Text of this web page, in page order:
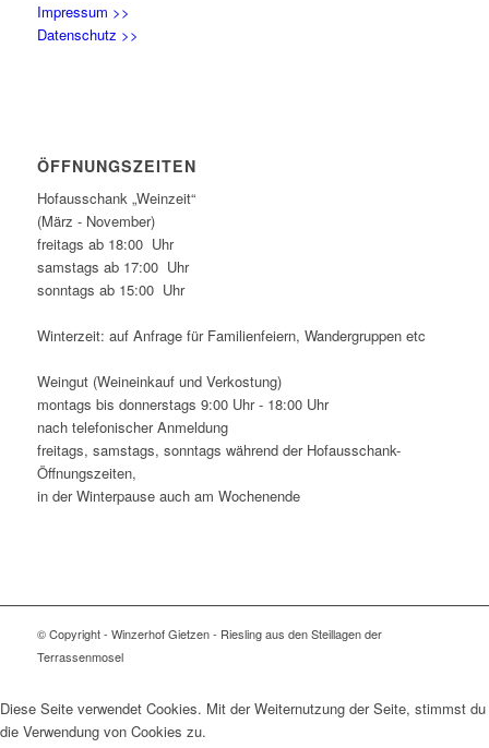
Impressum >>
Datenschutz >>
ÖFFNUNGSZEITEN
Hofausschank „Weinzeit“
(März - November)
freitags ab 18:00 Uhr
samstags ab 17:00 Uhr
sonntags ab 15:00 Uhr
Winterzeit: auf Anfrage für Familienfeiern, Wandergruppen etc
Weingut (Weineinkauf und Verkostung)
montags bis donnerstags 9:00 Uhr - 18:00 Uhr
nach telefonischer Anmeldung
freitags, samstags, sonntags während der Hofausschank-
Öffnungszeiten,
in der Winterpause auch am Wochenende
© Copyright - Winzerhof Gietzen - Riesling aus den Steillagen der
Terrassenmosel
Diese Seite verwendet Cookies. Mit der Weiternutzung der Seite, stimmst du
die Verwendung von Cookies zu.